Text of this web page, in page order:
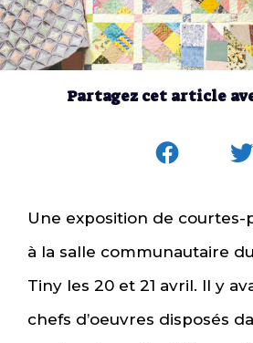
Partagez cet article
Une exposition de courtes-
à la salle communautaire
Tiny les 20 et 21 avril. Il y
chefs d’oeuvres disposés